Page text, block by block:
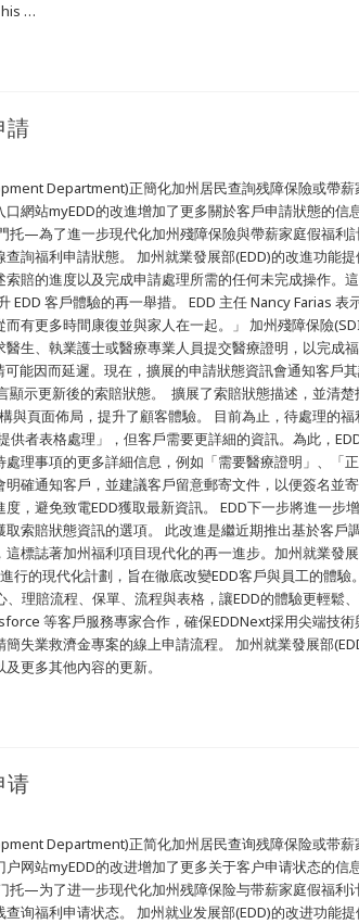
…
請
Department)正簡化加州居民查詢残障保險或帶薪
網站myEDD的改進增加了更多關於客戶申請狀態的信
托—為了進一步現代化加州殘障保險與帶薪家庭假福利
詢福利申請狀態。 加州就業發展部(EDD)的改進功能提
賠的進度以及完成申請處理所需的任何未完成操作。
客戶體驗的再一舉措。 EDD 主任 Nancy Farias 表
而有更多時間康復並與家人在一起。」 加州殘障保險
生、執業護士或醫療專業人員提交醫療證明，以完成
能因而延遲。現在，擴展的申請狀態資訊會通知客戶
顯示更新後的索賠狀態。 擴展了索賠狀態描述，並清楚
與頁面佈局，提升了顧客體驗。 目前為止，待處理的福
供者表格處理」，但客戶需要更詳細的資訊。為此，
理事項的更多詳細信息，例如「需要醫療證明」、「
確通知客戶，並建議客戶留意郵寄文件，以便簽名並寄
，避免致電EDD獲取最新資訊。 EDD下一步將進一步
索賠狀態資訊的選項。 此改進是繼近期推出基於客戶
標誌著加州福利項目現代化的再一進步。加州就業發
行的現代化計劃，旨在徹底改變EDD客戶與員工的體驗。
理賠流程、保單、流程與表格，讓EDD的體驗更輕鬆
等客戶服務專家合作，確保EDDNext採用尖端技術
失業救濟金專案的線上申請流程。 加州就業發展部
更多其他內容的更新。
请
Department)正简化加州居民查询残障保险或带薪
网站myEDD的改进增加了更多关于客户申请状态的信
托—为了进一步现代化加州残障保险与带薪家庭假福利
询福利申请状态。 加州就业发展部(EDD)的改进功能提